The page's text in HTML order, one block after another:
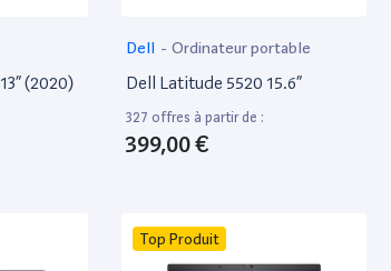
(2020)
Dell - Ordinateur portable
Dell Latitude 5520 15.6”
327 offres à partir de :
399,00 €
Top Produit